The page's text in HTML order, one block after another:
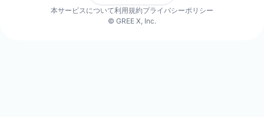
本サービスについて利用規約プライバシーポリシー
© GREE X, Inc.